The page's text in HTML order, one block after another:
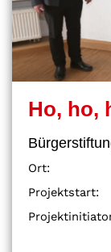
Ho, ho,
Ort:
Projektstart: